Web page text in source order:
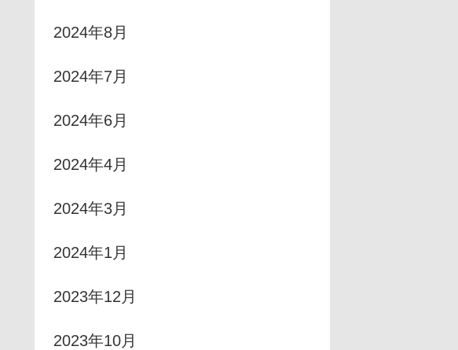
2024年8月
2024年7月
2024年6月
2024年4月
2024年3月
2024年1月
2023年12月
2023年10月